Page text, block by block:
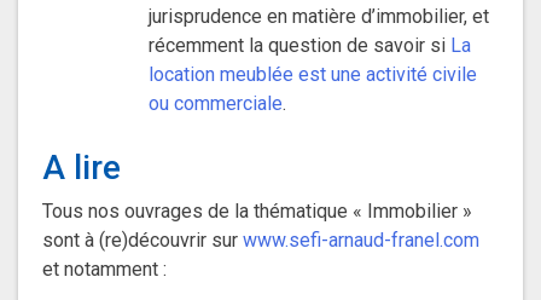
jurisprudence en matière d’immobilier, et
récemment la question de savoir si La
location meublée est une activité civile
ou commerciale.
A lire
Tous nos ouvrages de la thématique « Immobilier »
sont à (re)découvrir sur www.sefi-arnaud-franel.com
et notamment :